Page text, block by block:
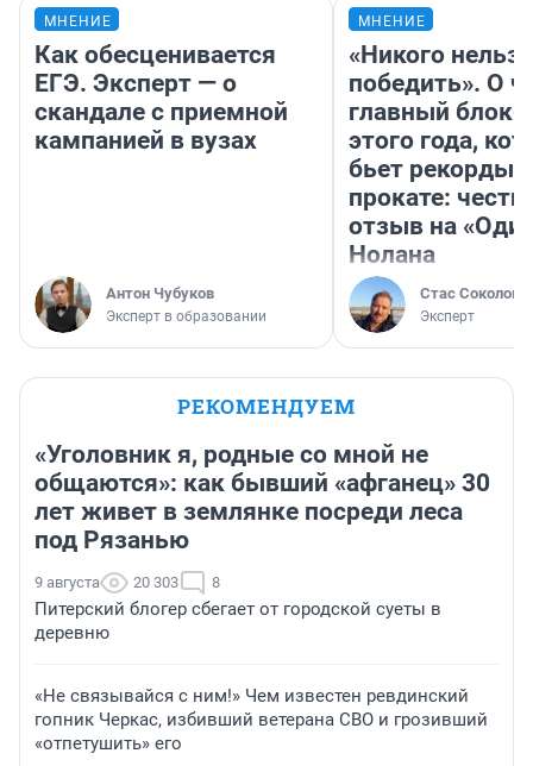
МНЕНИЕ
Как обесценивается
ЕГЭ. Эксперт — о
скандале с приемной
кампанией в вузах
Антон Чубуков
Эксперт в образовании
МНЕНИЕ
«Никого нельзя
победить». О
главный
этого года,
бьет рекорды в
прокате:
отзыв на
Нолана
Стас Соколов
Эксперт
РЕКОМЕНДУЕМ
«Уголовник я, родные со мной не
общаются»: как бывший «афганец» 30
лет живет в землянке посреди леса
под Рязанью
9 августа 20 303 8
Питерский блогер сбегает от городской суеты в
деревню
«Не связывайся с ним!» Чем известен ревдинский
гопник Черкас, избивший ветерана СВО и грозивший
«отпетушить» его